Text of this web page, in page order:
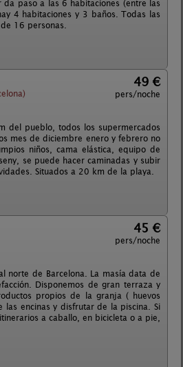
paso a las 6 habitaciones (entre las
4 habitaciones y 3 baños. Todas las
16 personas.
49 €
pers/noche
del pueblo, todos los supermercados
mes de diciembre enero y febrero no
niños, cama elástica, equipo de
se puede hacer caminadas y subir
Situados a 20 km de la playa.
45 €
pers/noche
norte de Barcelona. La masía data de
Disponemos de gran terraza y
propios de la granja ( huevos
las encinas y disfrutar de la piscina. Si
a caballo, en bicicleta o a pie,